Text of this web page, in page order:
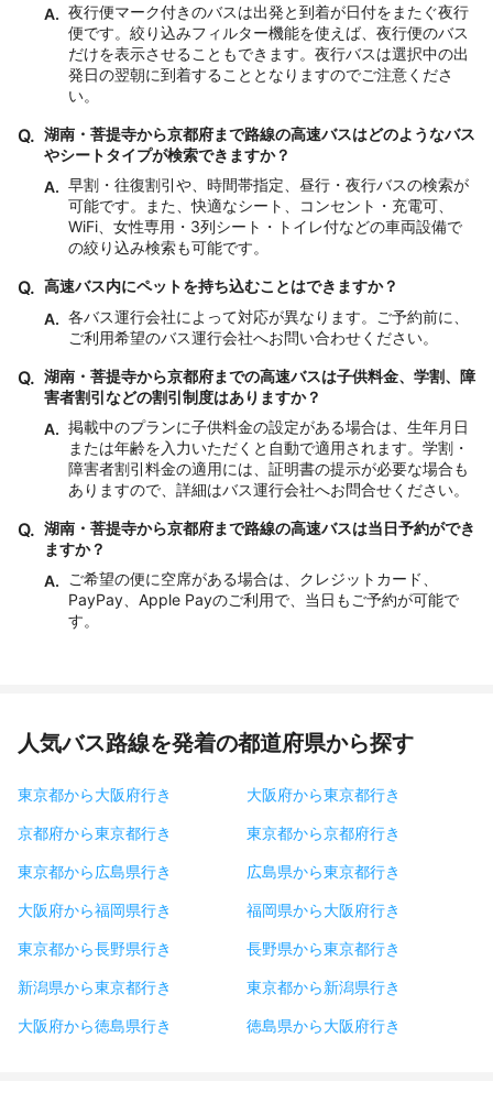
A. 夜行便マーク付きのバスは出発と到着が日付をまたぐ夜行
便です。絞り込みフィルター機能を使えば、夜行便のバス
だけを表示させることもできます。夜行バスは選択中の出
発日の翌朝に到着することとなりますのでご注意くださ
い。
Q. 湖南・菩提寺から京都府まで路線の高速バスはどのようなバス
やシートタイプが検索できますか？
A. 早割・往復割引や、時間帯指定、昼行・夜行バスの検索が
可能です。また、快適なシート、コンセント・充電可、
WiFi、女性専用・3列シート・トイレ付などの車両設備で
の絞り込み検索も可能です。
Q. 高速バス内にペットを持ち込むことはできますか？
A. 各バス運行会社によって対応が異なります。ご予約前に、
ご利用希望のバス運行会社へお問い合わせください。
Q. 湖南・菩提寺から京都府までの高速バスは子供料金、学割、障
害者割引などの割引制度はありますか？
A. 掲載中のプランに子供料金の設定がある場合は、生年月日
または年齢を入力いただくと自動で適用されます。学割・
障害者割引料金の適用には、証明書の提示が必要な場合も
ありますので、詳細はバス運行会社へお問合せください。
Q. 湖南・菩提寺から京都府まで路線の高速バスは当日予約ができ
ますか？
A.
ご希望の便に空席がある場合は、クレジットカード、
PayPay、Apple Payのご利用で、当日もご予約が可能で
す。
人気バス路線を発着の都道府県から探す
東京都から大阪府行き 大阪府から東京都行き
京都府から東京都行き 東京都から京都府行き
東京都から広島県行き 広島県から東京都行き
大阪府から福岡県行き 福岡県から大阪府行き
東京都から長野県行き 長野県から東京都行き
新潟県から東京都行き 東京都から新潟県行き
大阪府から徳島県行き 徳島県から大阪府行き